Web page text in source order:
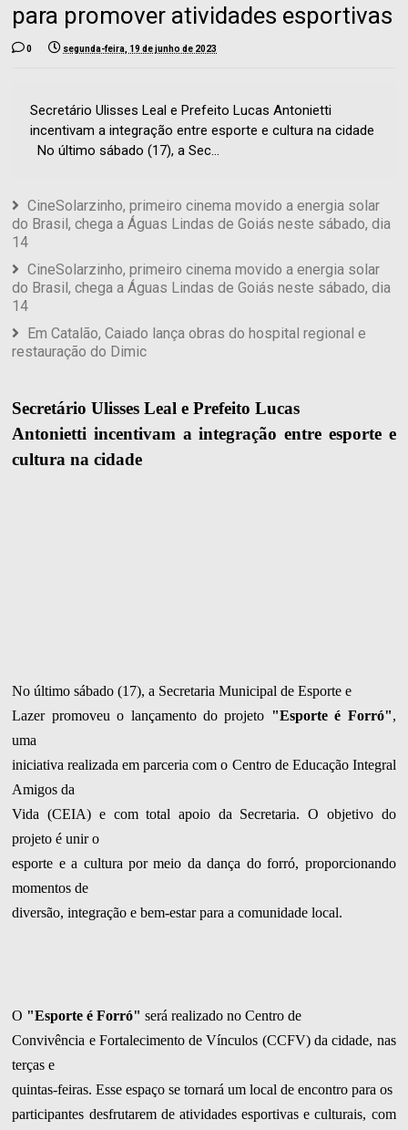
para promover atividades esportivas
0 segunda-feira, 19 de junho de 2023
Secretário Ulisses Leal e Prefeito Lucas Antonietti
incentivam a integração entre esporte e cultura na cidade
No último sábado (17), a Sec...
CineSolarzinho, primeiro cinema movido a energia solar
do Brasil, chega a Águas Lindas de Goiás neste sábado, dia
14
CineSolarzinho, primeiro cinema movido a energia solar
do Brasil, chega a Águas Lindas de Goiás neste sábado, dia
14
Em Catalão, Caiado lança obras do hospital regional e
restauração do Dimic
Secretário Ulisses Leal e Prefeito Lucas
Antonietti incentivam a integração entre esporte e
cultura na cidade
No último sábado (17), a Secretaria Municipal de Esporte e
Lazer promoveu o lançamento do projeto "Esporte é Forró",
uma
iniciativa realizada em parceria com o Centro de Educação Integral
Amigos da
Vida (CEIA) e com total apoio da Secretaria. O objetivo do
projeto é unir o
esporte e a cultura por meio da dança do forró, proporcionando
momentos de
diversão, integração e bem-estar para a comunidade local.
O "Esporte é Forró" será realizado no Centro de
Convivência e Fortalecimento de Vínculos (CCFV) da cidade, nas
terças e
quintas-feiras. Esse espaço se tornará um local de encontro para os
participantes desfrutarem de atividades esportivas e culturais, com